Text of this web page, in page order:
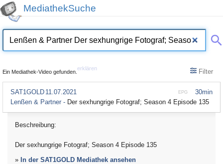
MediathekSuche
Ein Mediathek-Video gefunden.
erklären Filter
30min
EPG
SAT1GOLD 11.07.2021
Lenßen & Partner - Der sexhungrige Fotograf; Season 4 Episode 135
Beschreibung:
Der sexhungrige Fotograf; Season 4 Episode 135
» In der SAT1GOLD Mediathek ansehen